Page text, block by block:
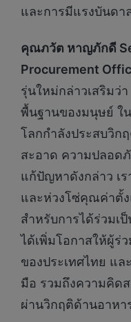
และการมีแรงบันดา
คุณภวัต หาญภักดี
Procurement
รุ่นใหม่กล่าวเสริมว่
พื้นฐานของมนุษย์ ใ
โลกกำลังประสบวิก
สะอาด ความปลอด
แก้ปัญหาดังกล่าว เ
และห่วงโซ่คุณค่าตั้
สำหรับการได้ร่วมเ
ได้เพิ่มโอกาสให้ผู้ร่
ของประเทศไทย แล
มือ รวมถึงความคิดส
ผ่านวิกฤติด้านอาหา